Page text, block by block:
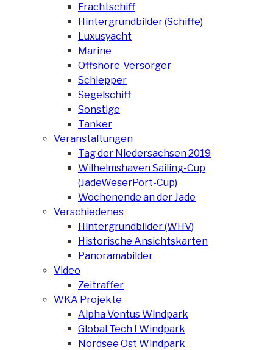
Frachtschiff
Hintergrundbilder (Schiffe)
Luxusyacht
Marine
Offshore-Versorger
Schlepper
Segelschiff
Sonstige
Tanker
Veranstaltungen
Tag der Niedersachsen 2019
Wilhelmshaven Sailing-Cup
(JadeWeserPort-Cup)
Wochenende an der Jade
Verschiedenes
Hintergrundbilder (WHV)
Historische Ansichtskarten
Panoramabilder
Video
Zeitraffer
WKA Projekte
Alpha Ventus Windpark
Global Tech I Windpark
Nordsee Ost Windpark